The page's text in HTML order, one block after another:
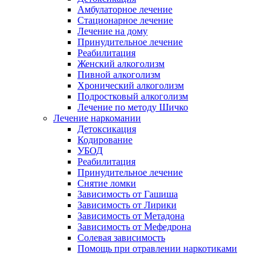
Амбулаторное лечение
Стационарное лечение
Лечение на дому
Принудительное лечение
Реабилитация
Женский алкоголизм
Пивной алкоголизм
Хронический алкоголизм
Подростковый алкоголизм
Лечение по методу Шичко
Лечение наркомании
Детоксикация
Кодирование
УБОД
Реабилитация
Принудительное лечение
Снятие ломки
Зависимость от Гашиша
Зависимость от Лирики
Зависимость от Метадона
Зависимость от Мефедрона
Солевая зависимость
Помощь при отравлении наркотиками